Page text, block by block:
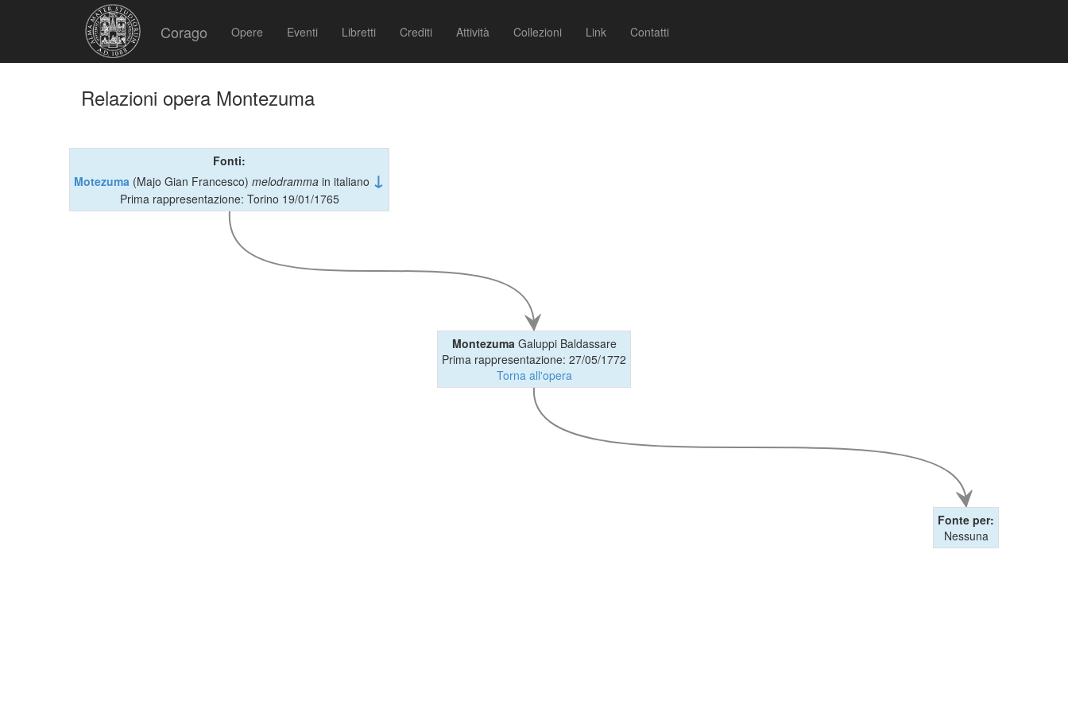
Corago Opere Eventi Libretti Crediti Attività Collezioni Link Contatti
Relazioni opera Montezuma
Fonti:
Motezuma (Majo Gian Francesco) melodramma in italiano ↓
Prima rappresentazione: Torino 19/01/1765
MontezumaGaluppi Baldassare
Prima rappresentazione: 27/05/1772
Torna all'opera
Fonte per:
Nessuna